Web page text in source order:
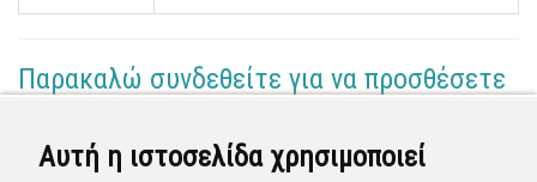
Αυτή η ιστοσελίδα χρησιμοποιεί
Παρακαλώ συνδεθείτε για να προσθέσετε